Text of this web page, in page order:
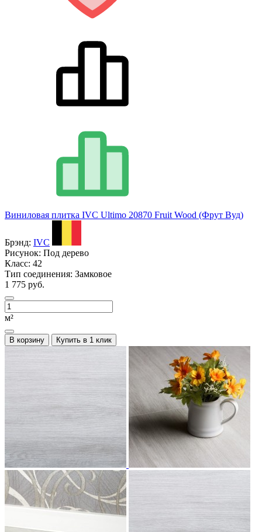
Виниловая плитка IVC Ultimo 20870 Fruit Wood (Фрут Вуд)
Брэнд: IVC
Рисунок: Под дерево
Класс: 42
Тип соединения: Замковое
1 775 руб.
м²
В корзину Купить в 1 клик